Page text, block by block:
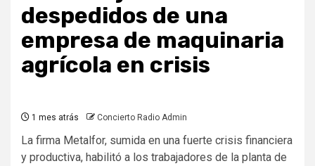
despedidos de una
empresa de maquinaria
agrícola en crisis
1 mes atrás Concierto Radio Admin
La firma Metalfor, sumida en una fuerte crisis financiera
y productiva, habilitó a los trabajadores de la planta de